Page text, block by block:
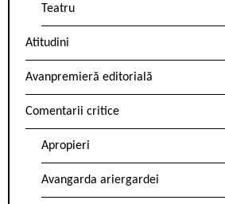
Teatru
Atitudini
Avanpremieră editorială
Comentarii critice
Apropieri
Avangarda ariergardei